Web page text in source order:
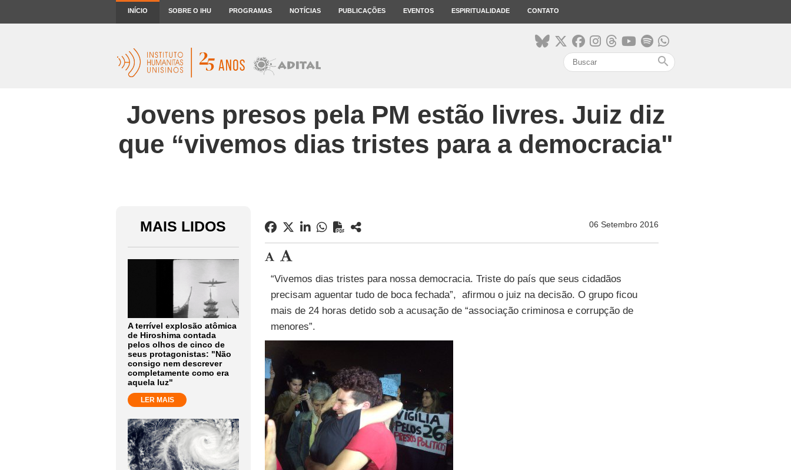
INÍCIO SOBRE O IHU PROGRAMAS NOTÍCIAS PUBLICAÇÕES EVENTOS ESPIRITUALIDADE CONTATO
search
Jovens presos pela PM estão livres. Juiz diz
que “vivemos dias tristes para a democracia"
MAIS LIDOS
A terrível explosão atômica
de Hiroshima contada
pelos olhos de cinco de
seus protagonistas: "Não
consigo nem descrever
completamente como era
aquela luz"
LER MAIS
06 Setembro 2016
“Vivemos dias tristes para nossa democracia. Triste do país que seus cidadãos
precisam aguentar tudo de boca fechada”, afirmou o juiz na decisão. O grupo ficou
mais de 24 horas detido sob a acusação de “associação criminosa e corrupção de
menores”.